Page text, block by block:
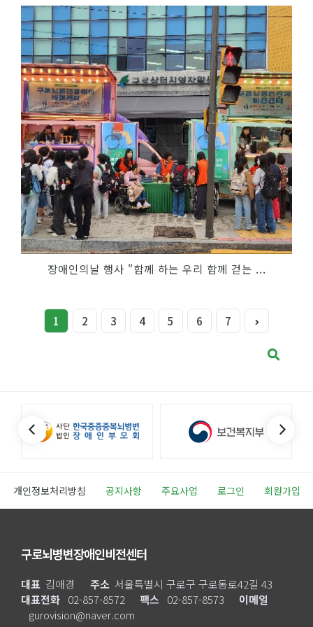
장애인의날 행사 "함께 하는 우리 함께 걷는 ...
1 2 3 4 5 6 7
개인정보처리방침 공지사항 주요사업 로그인 회원가입
구로뇌병변장애인비전센터
대표 김애경 주소 서울특별시 구로구 구로동로42길 43
대표전화 02-857-8572 팩스 02-857-8573
이메일
gurovision@naver.com